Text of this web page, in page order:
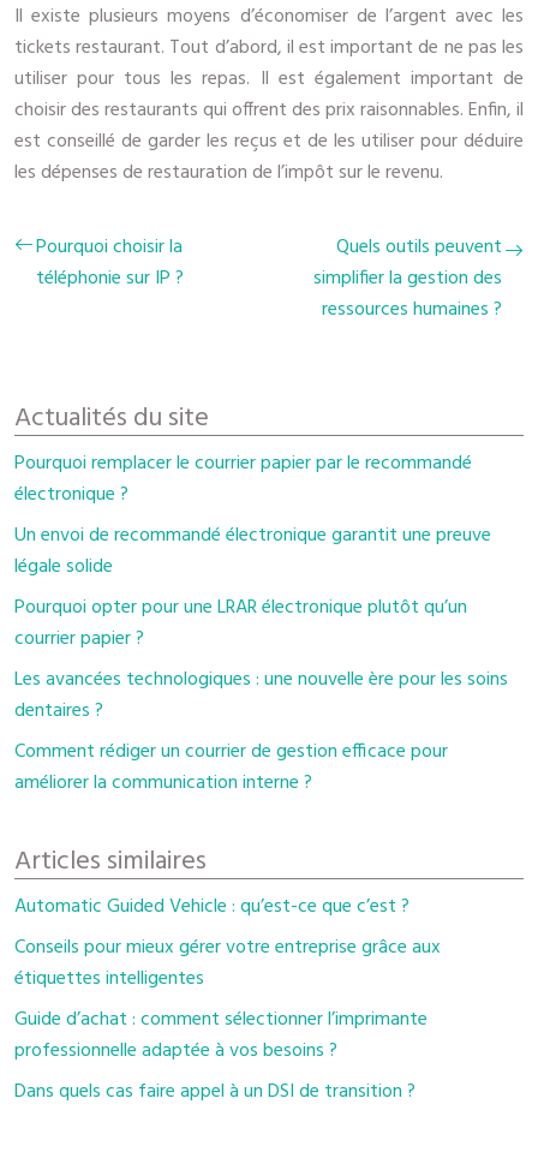
Il existe plusieurs moyens d’économiser de l’argent avec les
tickets restaurant. Tout d’abord, il est important de ne pas les
utiliser pour tous les repas. Il est également important de
choisir des restaurants qui offrent des prix raisonnables. Enfin, il
est conseillé de garder les reçus et de les utiliser pour déduire
les dépenses de restauration de l’impôt sur le revenu.
Pourquoi choisir la
téléphonie sur IP ?
Quels outils peuvent
simplifier la gestion des
ressources humaines ?
Actualités du site
Pourquoi remplacer le courrier papier par le recommandé
électronique ?
Un envoi de recommandé électronique garantit une preuve
légale solide
Pourquoi opter pour une LRAR électronique plutôt qu’un
courrier papier ?
Les avancées technologiques : une nouvelle ère pour les soins
dentaires ?
Comment rédiger un courrier de gestion efficace pour
améliorer la communication interne ?
Articles similaires
Automatic Guided Vehicle : qu’est-ce que c’est ?
Conseils pour mieux gérer votre entreprise grâce aux
étiquettes intelligentes
Guide d’achat : comment sélectionner l’imprimante
professionnelle adaptée à vos besoins ?
Dans quels cas faire appel à un DSI de transition ?